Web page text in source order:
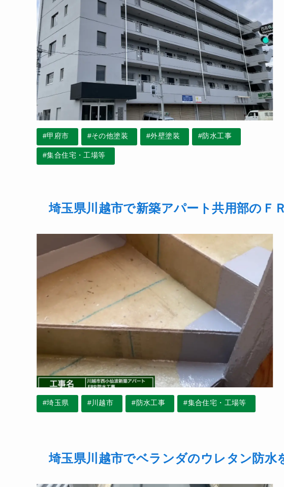
#甲府市 #その他塗装 #外壁塗装 #防水工事
#集合住宅・工場等
埼玉県川越市で新築アパート共用部のＦ
#埼玉県 #川越市 #防水工事 #集合住宅・工場等
埼玉県川越市でベランダのウレタン防水